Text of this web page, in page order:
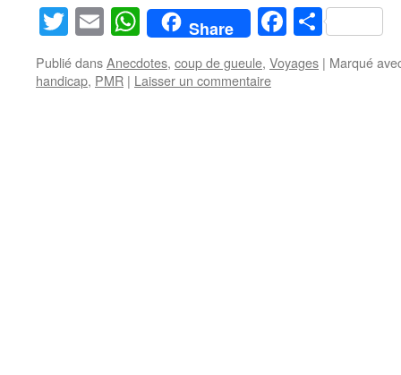
Twitter
EmailWhatsApp
Share Facebook
Publié dansAnecdotes, coup de gueule, Voyages | Marqué
handicap, PMR | Laisser un commentaire